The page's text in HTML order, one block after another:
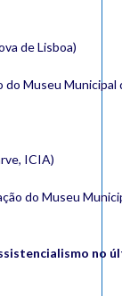
de Lisboa)
do Museu Municipal
ICIA)
do Museu
no